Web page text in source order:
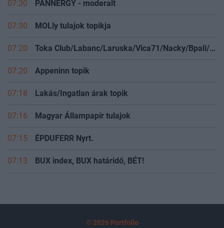
07:30 PANNERGY - moderalt
07:30 MOLly tulajok topikja
07:20 Toka Club/Labanc/Laruska/Vica71/Nacky/Bpali/Oldrider/Josefernando/Mcbull/Kawaszabi
07:20 Appeninn topik
07:18 Lakás/Ingatlan árak topik
07:16 Magyar Állampapír tulajok
07:15 ÉPDUFERR Nyrt.
07:13 BUX index, BUX határidő, BÉT!
© 2026 Portfolio